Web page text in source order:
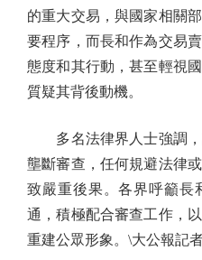
的重大交易，與國家相關
要程序，而長和作為交易
態度和其行動，甚至輕視
質疑其背後動機。
多名法律界人士強調，
壟斷審查，任何規避法律
致嚴重後果。各界呼籲長
通，積極配合審查工作，
重建公眾形象。\大公報記